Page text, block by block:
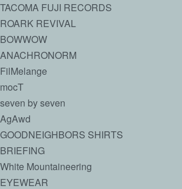
TACOMA FUJI RECORDS
ROARK REVIVAL
BOWWOW
ANACHRONORM
FilMelange
mocT
seven by seven
AgAwd
GOODNEIGHBORS SHIRTS
BRIEFING
White Mountaineering
EYEWEAR